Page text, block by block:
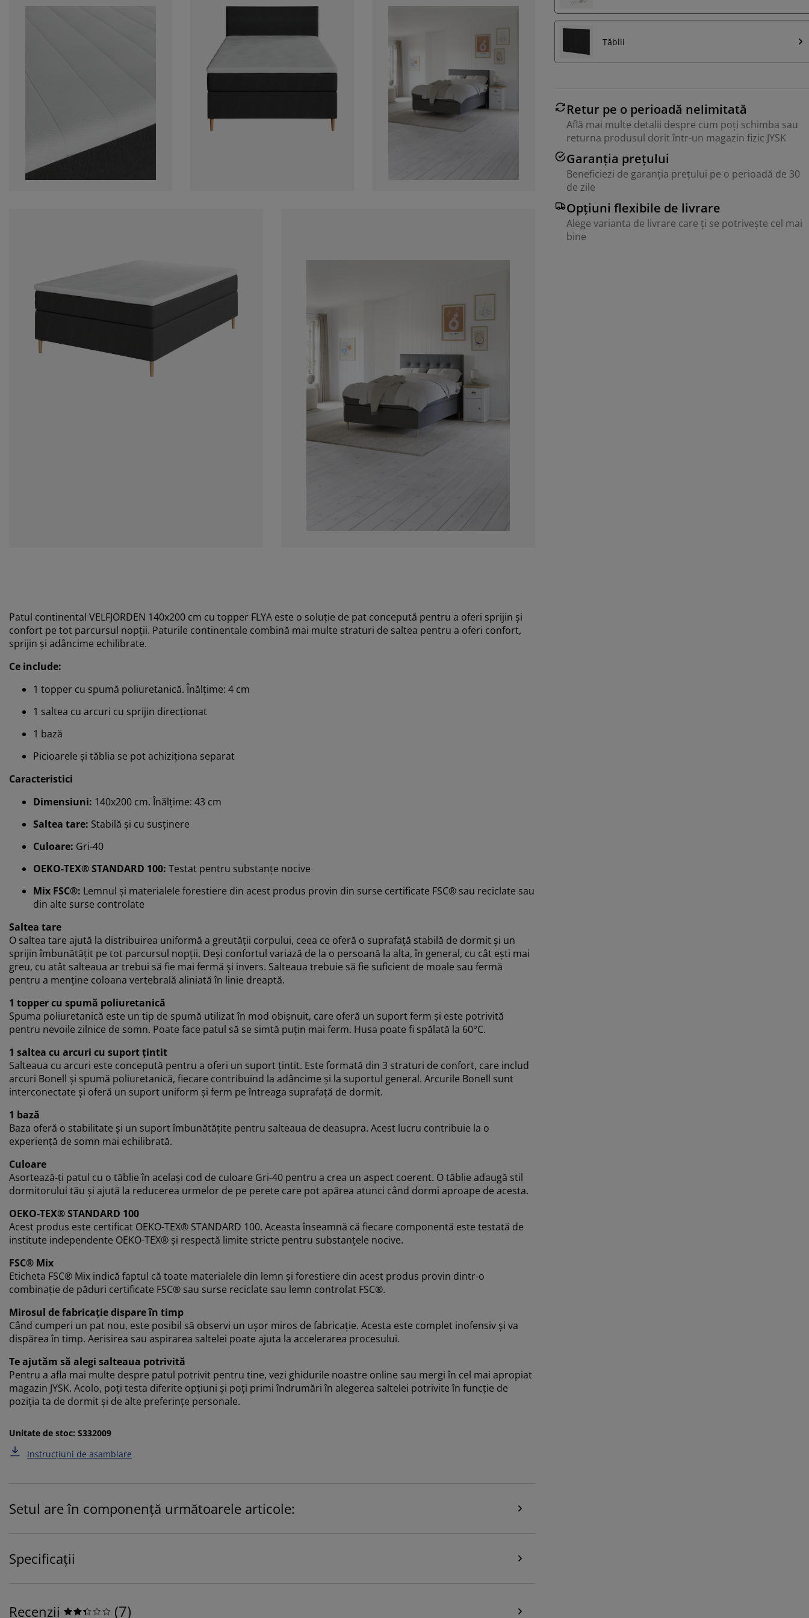
Tăblii
Retur pe o perioadă nelimitată
Află mai multe detalii despre cum poți schimba sau
returna produsul dorit într-un magazin fizic JYSK
Garanția prețului
Beneficiezi de garanția prețului pe o perioadă de 30
de zile
Opțiuni flexibile de livrare
Alege varianta de livrare care ți se potrivește cel mai
bine
Patul continental VELFJORDEN 140x200 cm cu topper FLYA este o soluție de pat concepută pentru a oferi sprijin și
confort pe tot parcursul nopții. Paturile continentale combină mai multe straturi de saltea pentru a oferi confort,
sprijin și adâncime echilibrate.
Ce include:
1 topper cu spumă poliuretanică. Înălțime: 4 cm
1 saltea cu arcuri cu sprijin direcționat
1 bază
Picioarele și tăblia se pot achiziționa separat
Caracteristici
Dimensiuni: 140x200 cm. Înălțime: 43 cm
Saltea tare: Stabilă și cu susținere
Culoare: Gri-40
OEKO-TEX® STANDARD 100: Testat pentru substanțe nocive
Mix FSC®: Lemnul și materialele forestiere din acest produs provin din surse certificate FSC® sau reciclate sau
din alte surse controlate
Saltea tare
O saltea tare ajută la distribuirea uniformă a greutății corpului, ceea ce oferă o suprafață stabilă de dormit și un
sprijin îmbunătățit pe tot parcursul nopții. Deși confortul variază de la o persoană la alta, în general, cu cât ești mai
greu, cu atât salteaua ar trebui să fie mai fermă și invers. Salteaua trebuie să fie suficient de moale sau fermă
pentru a menține coloana vertebrală aliniată în linie dreaptă.
1 topper cu spumă poliuretanică
Spuma poliuretanică este un tip de spumă utilizat în mod obișnuit, care oferă un suport ferm și este potrivită
pentru nevoile zilnice de somn. Poate face patul să se simtă puțin mai ferm. Husa poate fi spălată la 60°C.
1 saltea cu arcuri cu suport țintit
Salteaua cu arcuri este concepută pentru a oferi un suport țintit. Este formată din 3 straturi de confort, care includ
arcuri Bonell și spumă poliuretanică, fiecare contribuind la adâncime și la suportul general. Arcurile Bonell sunt
interconectate și oferă un suport uniform și ferm pe întreaga suprafață de dormit.
1 bază
Baza oferă o stabilitate și un suport îmbunătățite pentru salteaua de deasupra. Acest lucru contribuie la o
experiență de somn mai echilibrată.
Culoare
Asortează-ți patul cu o tăblie în același cod de culoare Gri-40 pentru a crea un aspect coerent. O tăblie adaugă stil
dormitorului tău și ajută la reducerea urmelor de pe perete care pot apărea atunci când dormi aproape de acesta.
OEKO-TEX® STANDARD 100
Acest produs este certificat OEKO-TEX® STANDARD 100. Aceasta înseamnă că fiecare componentă este testată de
institute independente OEKO-TEX® și respectă limite stricte pentru substanțele nocive.
FSC® Mix
Eticheta FSC® Mix indică faptul că toate materialele din lemn și forestiere din acest produs provin dintr-o
combinație de păduri certificate FSC® sau surse reciclate sau lemn controlat FSC®.
Mirosul de fabricație dispare în timp
Când cumperi un pat nou, este posibil să observi un ușor miros de fabricație. Acesta este complet inofensiv și va
dispărea în timp. Aerisirea sau aspirarea saltelei poate ajuta la accelerarea procesului.
Te ajutăm să alegi salteaua potrivită
Pentru a afla mai multe despre patul potrivit pentru tine, vezi ghidurile noastre online sau mergi în cel mai apropiat
magazin JYSK. Acolo, poți testa diferite opțiuni și poți primi îndrumări în alegerea saltelei potrivite în funcție de
poziția ta de dormit și de alte preferințe personale.
Unitate de stoc: S332009
Instrucțiuni de asamblare
Setul are în componență următoarele articole:
Specificații
Recenzii (7)